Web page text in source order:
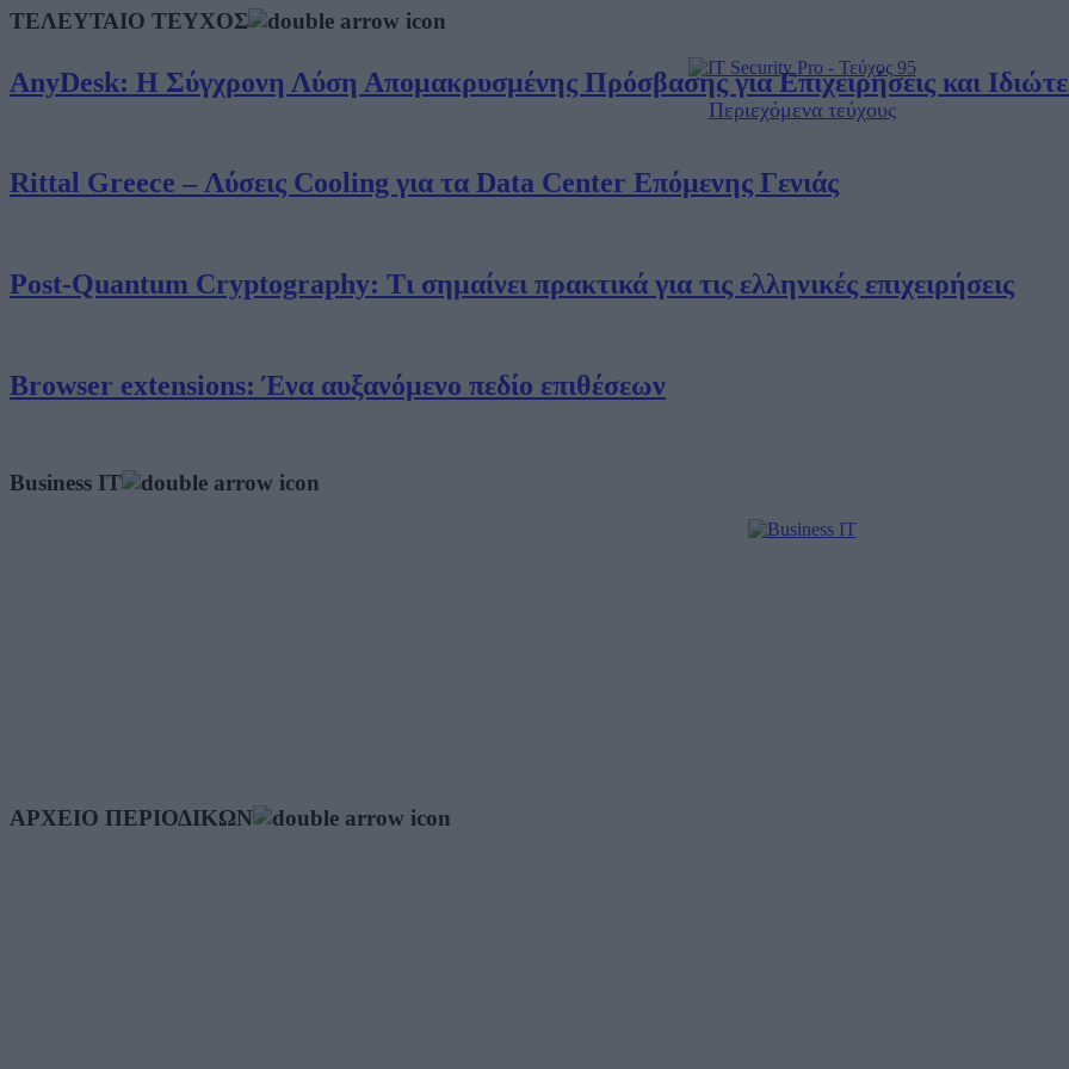
AnyDesk: Η Σύγχρονη Λύση Απομακρυσμένης Πρόσβασης για Επιχειρήσεις και
Rittal Greece – Λύσεις Cooling για τα Data Center Επόμενης Γενιάς
Post-Quantum Cryptography: Τι σημαίνει πρακτικά για τις ελληνικές επιχειρήσεις
Browser extensions: Ένα αυξανόμενο πεδίο επιθέσεων
ΤΕΛΕΥΤΑΙΟ ΤΕΥΧΟΣ
Περιεχόμενα τεύχους
Business IT
ΑΡΧΕΙΟ ΠΕΡΙΟΔΙΚΩΝ